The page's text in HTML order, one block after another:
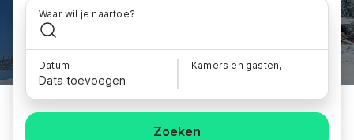
Waar wil je naartoe?
Datum
Data toevoegen
Kamers en gasten,
Zoeken